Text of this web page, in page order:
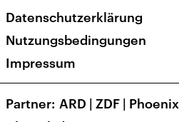
Veranstaltungen
Presse
Karriere
Transparenz
Datenschutzerklärung
Nutzungsbedingungen
Impressum
Partner ARD | ZDF | Phoenix